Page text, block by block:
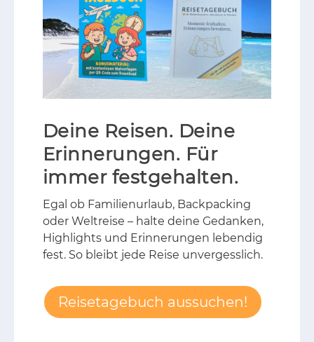
Deine Reisen. Deine
Erinnerungen. Für
immer festgehalten.
Egal ob Fa­mi­li­en­ur­laub, Back­packing
oder Welt­rei­se – hal­te dei­ne Ge­dan­ken,
High­lights und Er­in­ne­run­gen le­ben­dig
fest. So bleibt jede Rei­se un­ver­gess­lich.
Reisetagebuch aussuchen!